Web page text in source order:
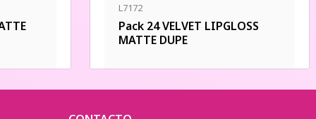
L7172
Pack 24 VELVET LIPGLOSS
MATTE DUPE